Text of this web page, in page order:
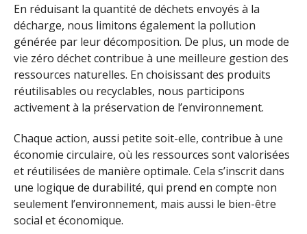
En réduisant la quantité de déchets envoyés à la
décharge, nous limitons également la pollution
générée par leur décomposition. De plus, un mode de
vie zéro déchet contribue à une meilleure gestion des
ressources naturelles. En choisissant des produits
réutilisables ou recyclables, nous participons
activement à la préservation de l’environnement.
Chaque action, aussi petite soit-elle, contribue à une
économie circulaire, où les ressources sont valorisées
et réutilisées de manière optimale. Cela s’inscrit dans
une logique de durabilité, qui prend en compte non
seulement l’environnement, mais aussi le bien-être
social et économique.